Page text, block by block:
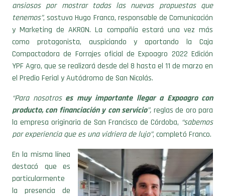
ansiosos por mostrar todas las nuevas propuestas que
tenemos”, sostuvo Hugo Franco, responsable de Comunicación
y Marketing de AKRON. La compañía estará una vez más
como protagonista, auspiciando y aportando la Caja
Compactadora de Forrajes oficial de Expoagro 2022 Edición
YPF Agro, que se realizará desde del 8 hasta el 11 de marzo en
el Predio Ferial y Autódromo de San Nicolás.
“Para nosotros es muy importante llegar a Expoagro con
producto, con financiación y con servicio”, reglas de oro para
la empresa originaria de San Francisco de Córdoba, “sabemos
por experiencia que es una vidriera de lujo”, completó Franco.
En la misma línea
destacó que es
particularmente
la presencia de